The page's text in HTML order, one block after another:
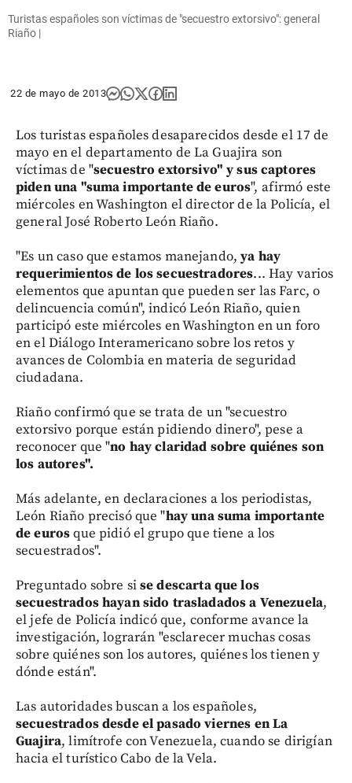
Turistas españoles son víctimas de "secuestro extorsivo": general
Riaño |
22 de mayo de 2013
Los turistas españoles desaparecidos desde el 17 de
mayo en el departamento de La Guajira son
víctimas de "secuestro extorsivo" y sus captores
piden una "suma importante de euros", afirmó este
miércoles en Washington el director de la Policía, el
general José Roberto León Riaño.
"Es un caso que estamos manejando,ya hay
requerimientos de los secuestradores... Hay varios
elementos que apuntan que pueden ser las Farc, o
delincuencia común", indicó León Riaño, quien
participó este miércoles en Washington en un foro
en el Diálogo Interamericano sobre los retos y
avances de Colombia en materia de seguridad
ciudadana.
Riaño confirmó que se trata de un "secuestro
extorsivo porque están pidiendo dinero", pese a
reconocer que "no hay claridad sobre quiénes son
los autores".
Más adelante, en declaraciones a los periodistas,
León Riaño precisó que "hay una suma importante
de eurosque pidió el grupo que tiene a los
secuestrados".
Preguntado sobre sise descarta que los
secuestrados hayan sido trasladados a Venezuela,
el jefe de Policía indicó que, conforme avance la
investigación, lograrán "esclarecer muchas cosas
sobre quiénes son los autores, quiénes los tienen y
dónde están".
Las autoridades buscan a los españoles,
secuestrados desde el pasado viernes en La
Guajira, limítrofe con Venezuela, cuando se dirigían
hacia el turístico Cabo de la Vela.